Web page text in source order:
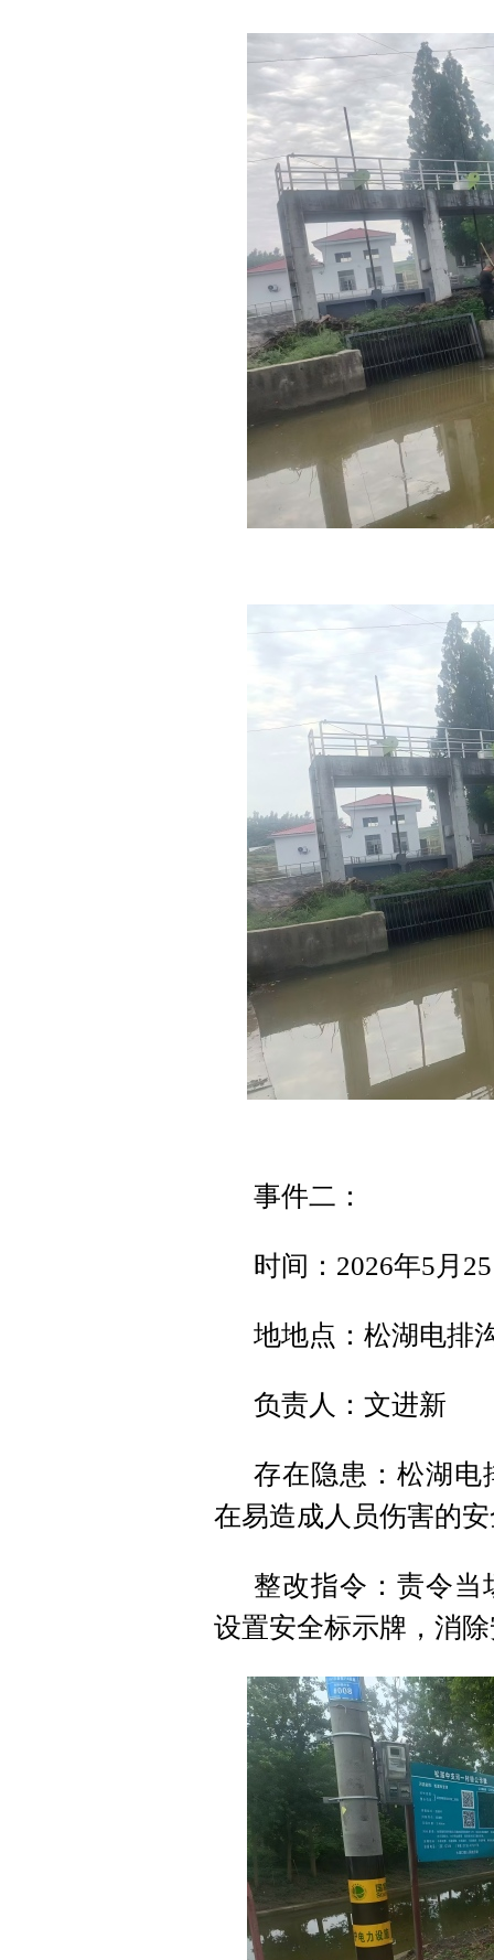
事件二：
时间：2026年5月
地地点：松湖电排
负责人：文进新
存在隐患：松湖电
在易造成人员伤害的
整改指令：责令
设置安全标示牌，消